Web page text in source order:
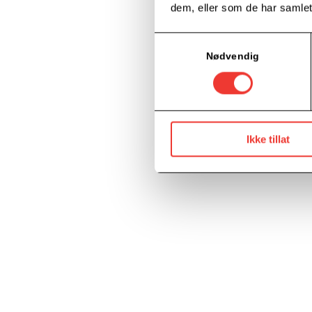
dem, eller som de har
Nødvendig
Ikke tillat